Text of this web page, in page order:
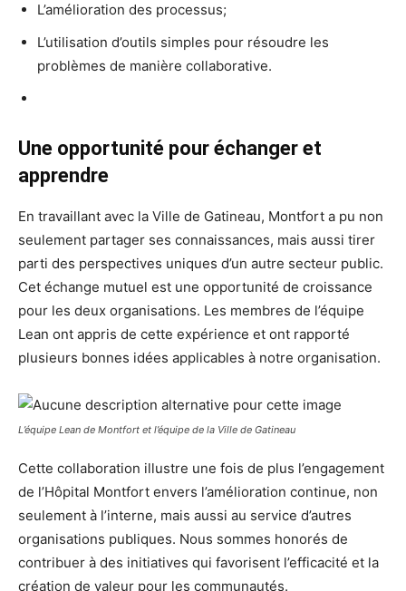
L’amélioration des processus;
L’utilisation d’outils simples pour résoudre les
problèmes de manière collaborative.
Une opportunité pour échanger et
apprendre
En travaillant avec la Ville de Gatineau, Montfort a pu non
seulement partager ses connaissances, mais aussi tirer
parti des perspectives uniques d’un autre secteur public.
Cet échange mutuel est une opportunité de croissance
pour les deux organisations. Les membres de l’équipe
Lean ont appris de cette expérience et ont rapporté
plusieurs bonnes idées applicables à notre organisation.
L’équipe Lean de Montfort et l’équipe de la Ville de Gatineau
Cette collaboration illustre une fois de plus l’engagement
de l’Hôpital Montfort envers l’amélioration continue, non
seulement à l’interne, mais aussi au service d’autres
organisations publiques. Nous sommes honorés de
contribuer à des initiatives qui favorisent l’efficacité et la
création de valeur pour les communautés.